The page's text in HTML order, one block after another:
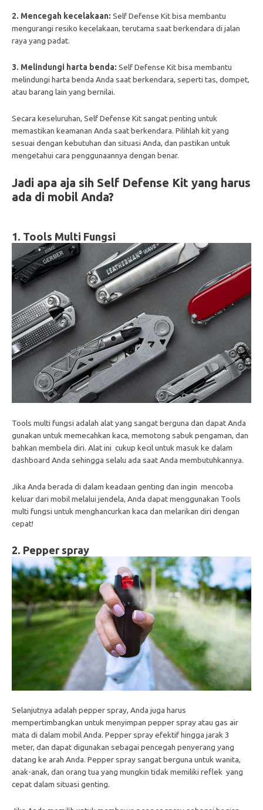
2. Mencegah kecelakaan: Self Defense Kit bisa membantu
mengurangi resiko kecelakaan, terutama saat berkendara di jalan
raya yang padat.
3. Melindungi harta benda: Self Defense Kit bisa membantu
melindungi harta benda Anda saat berkendara, seperti tas, dompet,
atau barang lain yang bernilai.
Secara keseluruhan, Self Defense Kit sangat penting untuk
memastikan keamanan Anda saat berkendara. Pilihlah kit yang
sesuai dengan kebutuhan dan situasi Anda, dan pastikan untuk
mengetahui cara penggunaannya dengan benar.
Jadi apa aja sih Self Defense Kit yang harus
ada di mobil Anda?
1. Tools Multi Fungsi
Tools multi fungsi adalah alat yang sangat berguna dan dapat Anda
gunakan untuk memecahkan kaca, memotong sabuk pengaman, dan
bahkan membela diri. Alat ini cukup kecil untuk masuk ke dalam
dashboard Anda sehingga selalu ada saat Anda membutuhkannya.
Jika Anda berada di dalam keadaan genting dan ingin mencoba
keluar dari mobil melalui jendela, Anda dapat menggunakan Tools
multi fungsi untuk menghancurkan kaca dan melarikan diri dengan
cepat!
2. Pepper spray
Selanjutnya adalah pepper spray, Anda juga harus
mempertimbangkan untuk menyimpan pepper spray atau gas air
mata di dalam mobil Anda. Pepper spray efektif hingga jarak 3
meter, dan dapat digunakan sebagai pencegah penyerang yang
datang ke arah Anda. Pepper spray sangat berguna untuk wanita,
anak-anak, dan orang tua yang mungkin tidak memiliki reflek yang
cepat dalam situasi genting.